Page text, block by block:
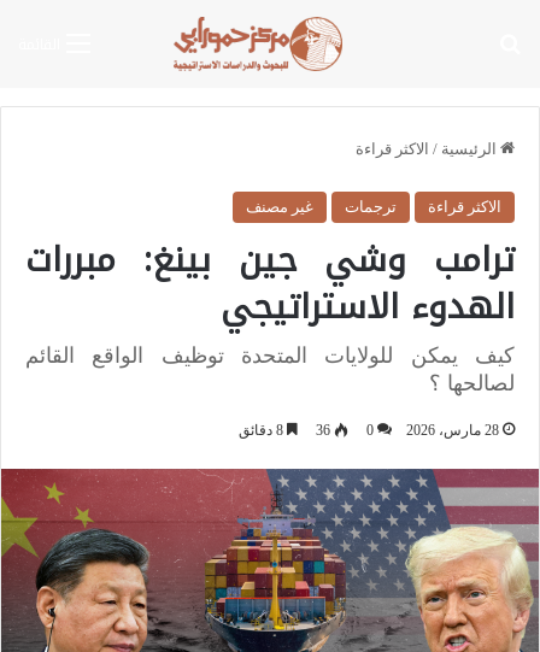
الرئيسية / الاكثر قراءة
الاكثر قراءة ترجمات غير مصنف
ترامب وشي جين بينغ: مبررات
الهدوء الاستراتيجي
كيف يمكن للولايات المتحدة توظيف الواقع القائم
لصالحها ؟
28 مارس، 2026 0
36